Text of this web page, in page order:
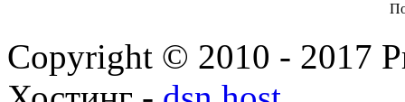
Copyright © 2010 - 2017